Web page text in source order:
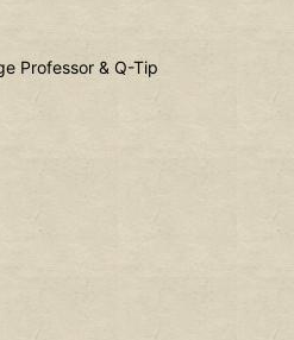
Professor & Q-Tip